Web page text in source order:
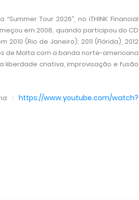
Tour 2026”, no iTHINK Financial
em 2008, quando participou do CD
(Rio de Janeiro), 2011 (Flórida), 2012
de Malta com a banda norte-americana
liberdade criativa, improvisação e fusão
: https://www.youtube.com/watch?